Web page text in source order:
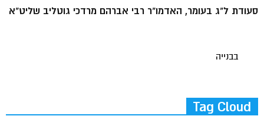
סעודת ל"ג בעומר, האדמו"ר רבי אברהם מרדכי גוטליב שליט"א
בבנייה
Tag Cloud